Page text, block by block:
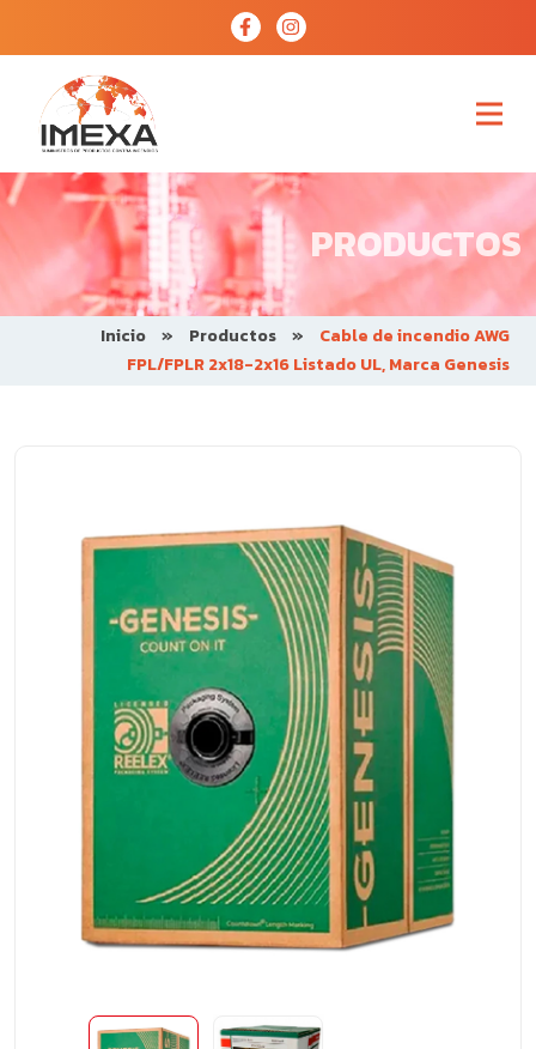
PRODUCTOS
Inicio » Productos »
Cable de incendio AWG
FPL/FPLR 2x18-2x16 Listado UL, Marca Genesis